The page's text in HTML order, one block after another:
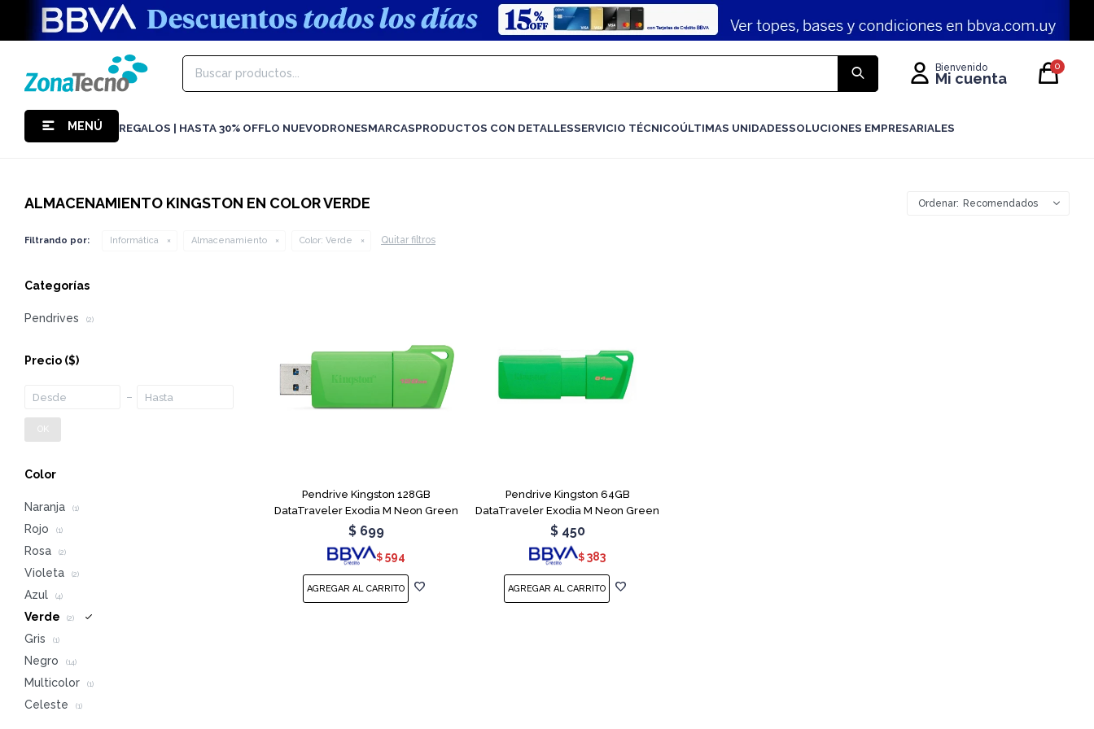
MENÚ REGALOS | HASTA 30% OFFLO NUEVODRONESMARCASPRODUCTOS CON DETALLESSERVICIO TÉCNICOÚLTIMAS UNIDADESSOLUCIONES EMPRESARIALES
0
ALMACENAMIENTO KINGSTON EN COLOR VERDE Recomendados
Filtrando por: Informática Almacenamiento Color: Verde Quitar filtros
Pendrive Kingston 128GB
DataTraveler Exodia M Neon Green
$ 699
$ 594
Pendrive Kingston 64GB
DataTraveler Exodia M Neon Green
$ 450
$ 383
Categorías
Pendrives (2)
Precio ($)
OK
Color
Naranja (1)
Rojo (1)
Rosa (2)
Violeta (2)
Azul (4)
Verde (2)
Gris (1)
Negro (14)
Multicolor (1)
Celeste (1)